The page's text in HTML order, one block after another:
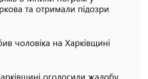
та отримали підозри
чоловіка на Харківщині
оголосили жалобу